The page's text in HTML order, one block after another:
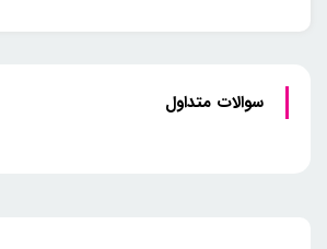
سوالات متداول